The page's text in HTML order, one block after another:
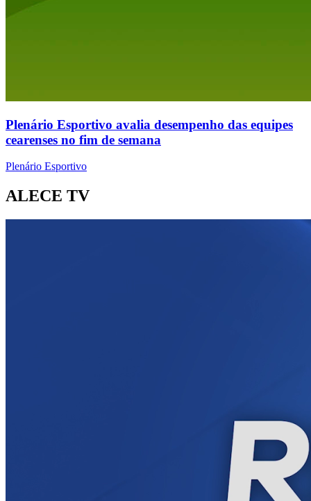
Plenário Esportivo avalia desempenho das equipes
cearenses no fim de semana
Plenário Esportivo
ALECE TV